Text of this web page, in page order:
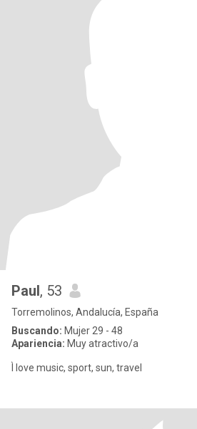
Paul, 53
Torremolinos, Andalucía, España
Buscando: Mujer 29 - 48
Apariencia: Muy atractivo/a
Ì love music, sport, sun, travel